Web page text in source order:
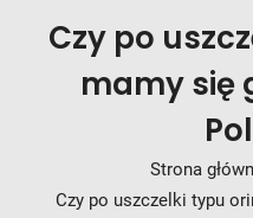
Czy po
mamy się
Strona
Czy po uszczelki typu